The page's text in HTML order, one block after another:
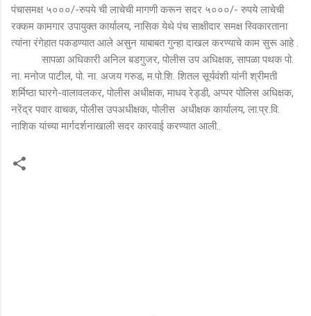
पंचासमक्ष ५०००/-रुपये ची लाचेची मागणी करून सदर ५०००/- रुपये लाचेची
रक्कम कामगार उपायुक्त कार्यालय, नासिक येथे पंच साक्षीदार समक्ष स्विकारताना
त्यांना रंगेहात पकडण्यात आले असुन याबाबत गुन्हा दाखल करण्याचे काम सुरू आहे .
सापळा अधिकारी अनिल बडगुजर, पोलीस उप अधिक्षक, सापळा पथक पो.
ना. मनोज पाटील, पो. ना. अजय गरुड, म.पो.शि. शितल सूर्यवंशी यांनी श्रीमती
शर्मिष्ठा घारगे-वालावलकर, पोलीस अधीक्षक, माधव रेड्डी, अप्पर पोलिस अधिक्षक,
नरेंद्र पवार वाचक, पोलीस उपअधीक्षक, पोलीस अधीक्षक कार्यालय, ला.प्र.वि.
नाशिक यांच्या मार्गदर्शनाखाली सदर कारवाई करण्यात आली..